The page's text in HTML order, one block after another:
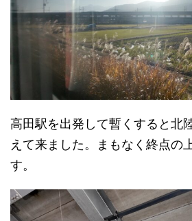
高田駅を出発して暫くすると北
えて来ました。まもなく終点の
す。